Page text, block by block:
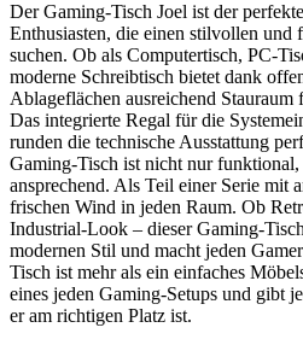
Der Gaming-Tisch Joel ist der
Enthusiasten, die einen stilvollen und
suchen. Ob als Computertisch, PC-
moderne Schreibtisch bietet dank
Ablageflächen ausreichend
Das integrierte Regal für die
runden die technische Ausstattung
Gaming-Tisch ist nicht nur funktional,
ansprechend. Als Teil einer Serie mit
frischen Wind in jeden Raum. Ob
Industrial-Look – dieser Gaming-
modernen Stil und macht jeden
Tisch ist mehr als ein einfaches
eines jeden Gaming-Setups und gibt
er am richtigen Platz ist.